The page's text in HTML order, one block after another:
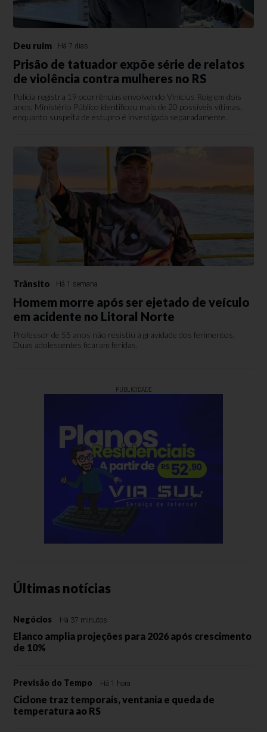
Deu ruim Há 7 dias
Prisão de tatuador expõe série de relatos
de violência contra mulheres no RS
Polícia registra 19 ocorrências envolvendo Vinicius Roig em dois
anos; Ministério Público identificou mais de 20 possíveis vítimas,
enquanto suspeita de estupro é investigada separadamente.
Trânsito Há 1 semana
Homem morre após ser ejetado de veículo
em acidente no Litoral Norte
Professor de 55 anos não resistiu à gravidade dos ferimentos.
Duas adolescentes ficaram feridas.
PUBLICIDADE
Últimas notícias
Negócios Há 37 minutos
Elanco amplia projeções para 2026 após crescimento
de 10%
Previsão do Tempo Há 1 hora
Ciclone traz temporais, ventania e queda de
temperatura ao RS